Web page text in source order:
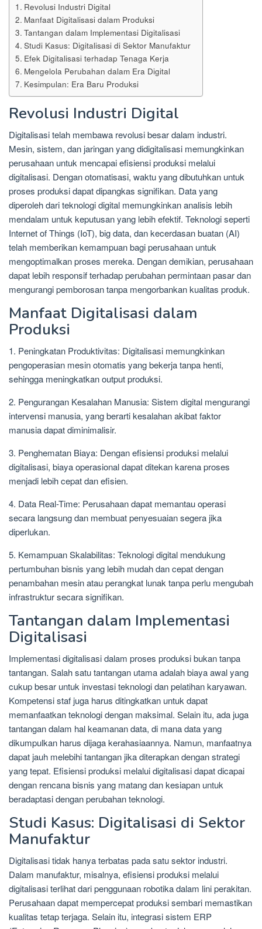
Revolusi Industri Digital
Manfaat Digitalisasi dalam Produksi
Tantangan dalam Implementasi Digitalisasi
Studi Kasus: Digitalisasi di Sektor Manufaktur
Efek Digitalisasi terhadap Tenaga Kerja
Mengelola Perubahan dalam Era Digital
Kesimpulan: Era Baru Produksi
Revolusi Industri Digital
Digitalisasi telah membawa revolusi besar dalam industri.
Mesin, sistem, dan jaringan yang didigitalisasi memungkinkan
perusahaan untuk mencapai efisiensi produksi melalui
digitalisasi. Dengan otomatisasi, waktu yang dibutuhkan untuk
proses produksi dapat dipangkas signifikan. Data yang
diperoleh dari teknologi digital memungkinkan analisis lebih
mendalam untuk keputusan yang lebih efektif. Teknologi seperti
Internet of Things (IoT), big data, dan kecerdasan buatan (AI)
telah memberikan kemampuan bagi perusahaan untuk
mengoptimalkan proses mereka. Dengan demikian, perusahaan
dapat lebih responsif terhadap perubahan permintaan pasar dan
mengurangi pemborosan tanpa mengorbankan kualitas produk.
Manfaat Digitalisasi dalam
Produksi
1. Peningkatan Produktivitas: Digitalisasi memungkinkan
pengoperasian mesin otomatis yang bekerja tanpa henti,
sehingga meningkatkan output produksi.
2. Pengurangan Kesalahan Manusia: Sistem digital mengurangi
intervensi manusia, yang berarti kesalahan akibat faktor
manusia dapat diminimalisir.
3. Penghematan Biaya: Dengan efisiensi produksi melalui
digitalisasi, biaya operasional dapat ditekan karena proses
menjadi lebih cepat dan efisien.
4. Data Real-Time: Perusahaan dapat memantau operasi
secara langsung dan membuat penyesuaian segera jika
diperlukan.
5. Kemampuan Skalabilitas: Teknologi digital mendukung
pertumbuhan bisnis yang lebih mudah dan cepat dengan
penambahan mesin atau perangkat lunak tanpa perlu mengubah
infrastruktur secara signifikan.
Tantangan dalam Implementasi
Digitalisasi
Implementasi digitalisasi dalam proses produksi bukan tanpa
tantangan. Salah satu tantangan utama adalah biaya awal yang
cukup besar untuk investasi teknologi dan pelatihan karyawan.
Kompetensi staf juga harus ditingkatkan untuk dapat
memanfaatkan teknologi dengan maksimal. Selain itu, ada juga
tantangan dalam hal keamanan data, di mana data yang
dikumpulkan harus dijaga kerahasiaannya. Namun, manfaatnya
dapat jauh melebihi tantangan jika diterapkan dengan strategi
yang tepat. Efisiensi produksi melalui digitalisasi dapat dicapai
dengan rencana bisnis yang matang dan kesiapan untuk
beradaptasi dengan perubahan teknologi.
Studi Kasus: Digitalisasi di Sektor
Manufaktur
Digitalisasi tidak hanya terbatas pada satu sektor industri.
Dalam manufaktur, misalnya, efisiensi produksi melalui
digitalisasi terlihat dari penggunaan robotika dalam lini perakitan.
Perusahaan dapat mempercepat produksi sembari memastikan
kualitas tetap terjaga. Selain itu, integrasi sistem ERP